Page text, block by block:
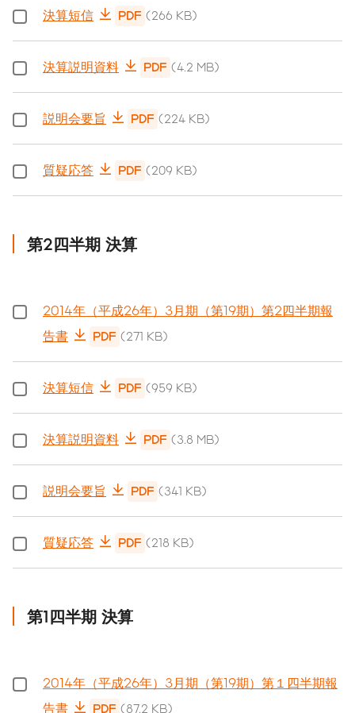
決算短信 PDF (266 KB)
決算説明資料 PDF (4.2 MB)
説明会要旨 PDF (224 KB)
質疑応答 PDF (209 KB)
第2四半期 決算
2014年（平成26年）3月期（第19期）第2四半期報
告書
PDF (271 KB)
決算短信 PDF (959 KB)
決算説明資料 PDF (3.8 MB)
説明会要旨 PDF (341 KB)
質疑応答 PDF (218 KB)
第1四半期 決算
2014年（平成26年）3月期（第19期）第１四半期報
告書
PDF (87.2 KB)